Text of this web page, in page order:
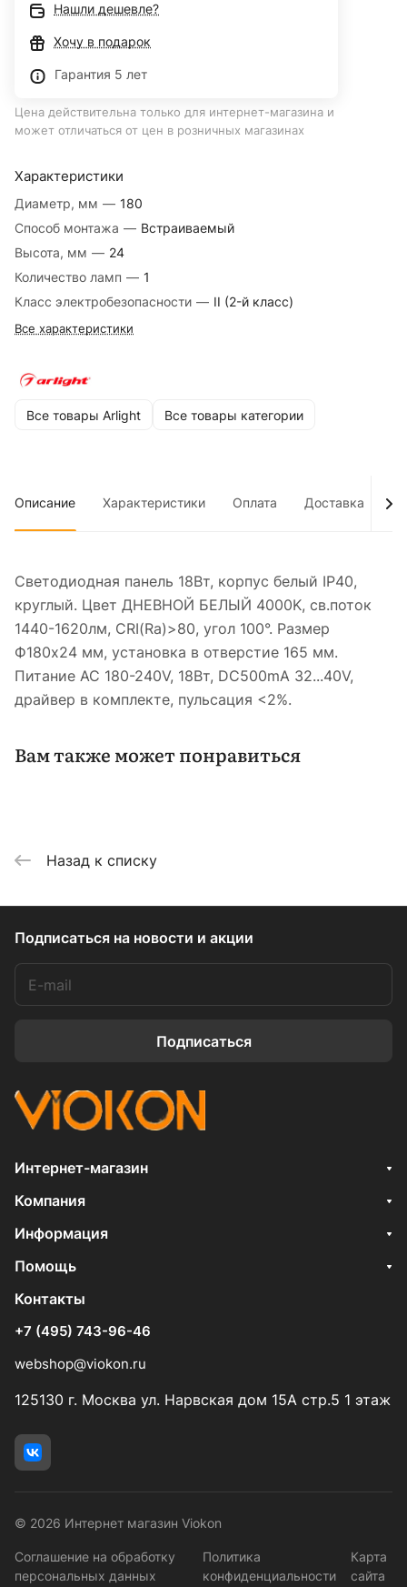
Характеристики
Диаметр, мм — 180
Способ монтажа — Встраиваемый
Высота, мм — 24
Количество ламп — 1
Класс электробезопасности — II (2-й класс)
Все характеристики
Все товары Arlight Все товары категории
Нашли дешевле?
Хочу в подарок
Гарантия 5 лет
Цена действительна только для интернет-магазина и
может отличаться от цен в розничных магазинах
Описание Характеристики Оплата Доставка
Светодиодная панель 18Вт, корпус белый IP40,
круглый. Цвет ДНЕВНОЙ БЕЛЫЙ 4000K, св.поток
1440-1620лм, CRI(Ra)>80, угол 100°. Размер
Ф180x24 мм, установка в отверстие 165 мм.
Питание AC 180-240V, 18Вт, DC500mA 32...40V,
драйвер в комплекте, пульсация <2%.
Вам также может понравиться
Назад к списку
Подписаться на новости и акции
Подписаться
Интернет-магазин
Компания
Информация
Помощь
Контакты
+7 (495) 743-96-46
webshop@viokon.ru
125130 г. Москва ул. Нарвская дом 15А стр.5 1 этаж
© 2026 Интернет магазин Viokon
Соглашение на обработку
персональных данных
Политика
конфиденциальности
Карта
сайта